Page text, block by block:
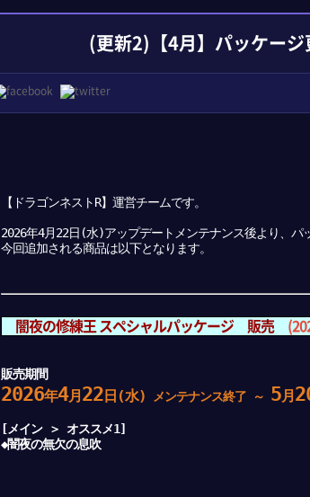
(更新2)【4月】パッケージ
【ドラゴンネストR】運営チームです。
2026年4月22日(水)アップデートメンテナンス後より、パ
今回追加される商品は以下となります。
闇夜の修練王 スペシャルパッケージ 販売
販売期間
2026年4月 22日(水) メンテナンス終了 ～ 5月
[メイン ＞ オススメ1]
◆闇夜の無欠の息吹